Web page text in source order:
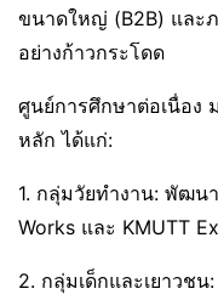
ขนาดใหญ่ (B2B) และภ
อย่างก้าวกระโดด
ศูนย์การศึกษาต่อเนื่อง
หลัก ได้แก่:
1. กลุ่มวัยทำงาน: พัฒน
Works และ KMUTT
2. กลุ่มเด็กและเยาวช